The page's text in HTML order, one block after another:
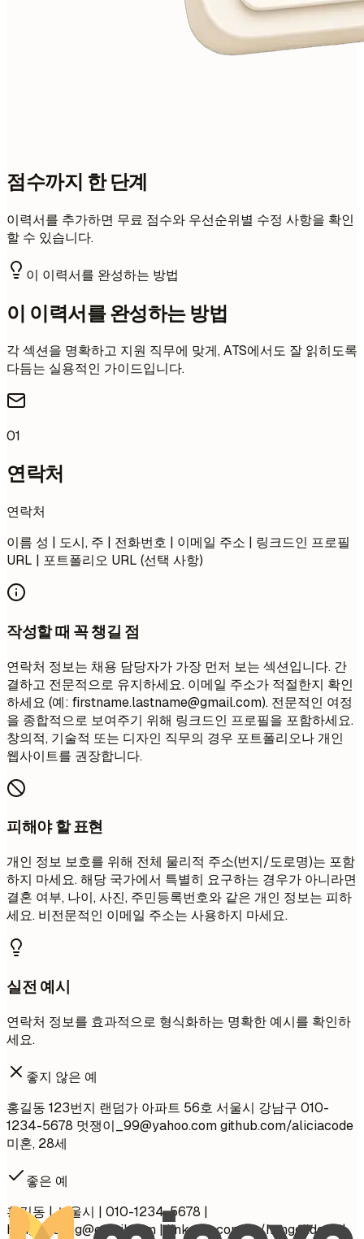
점수까지 한 단계
이력서를 추가하면 무료 점수와 우선순위별 수정 사항을 확인
할 수 있습니다.
이 이력서를 완성하는 방법
이 이력서를 완성하는 방법
각 섹션을 명확하고 지원 직무에 맞게, ATS에서도 잘 읽히도록
다듬는 실용적인 가이드입니다.
01
연락처
연락처
이름 성 | 도시, 주 | 전화번호 | 이메일 주소 | 링크드인 프로필
URL | 포트폴리오 URL (선택 사항)
작성할 때 꼭 챙길 점
연락처 정보는 채용 담당자가 가장 먼저 보는 섹션입니다. 간
결하고 전문적으로 유지하세요. 이메일 주소가 적절한지 확인
하세요 (예: firstname.lastname@gmail.com). 전문적인 여정
을 종합적으로 보여주기 위해 링크드인 프로필을 포함하세요.
창의적, 기술적 또는 디자인 직무의 경우 포트폴리오나 개인
웹사이트를 권장합니다.
피해야 할 표현
개인 정보 보호를 위해 전체 물리적 주소(번지/도로명)는 포함
하지 마세요. 해당 국가에서 특별히 요구하는 경우가 아니라면
결혼 여부, 나이, 사진, 주민등록번호와 같은 개인 정보는 피하
세요. 비전문적인 이메일 주소는 사용하지 마세요.
실전 예시
연락처 정보를 효과적으로 형식화하는 명확한 예시를 확인하
세요.
좋지 않은 예
홍길동 123번지 랜덤가 아파트 56호 서울시 강남구 010-
1234-5678 멋쟁이 _99@yahoo.comgithub.com/aliciacode
미혼, 28세
좋은 예
홍길동 | 서울시 | 010-1234-5678 |
hong.gildong@email.com | linkedin.com/in/honggildong |